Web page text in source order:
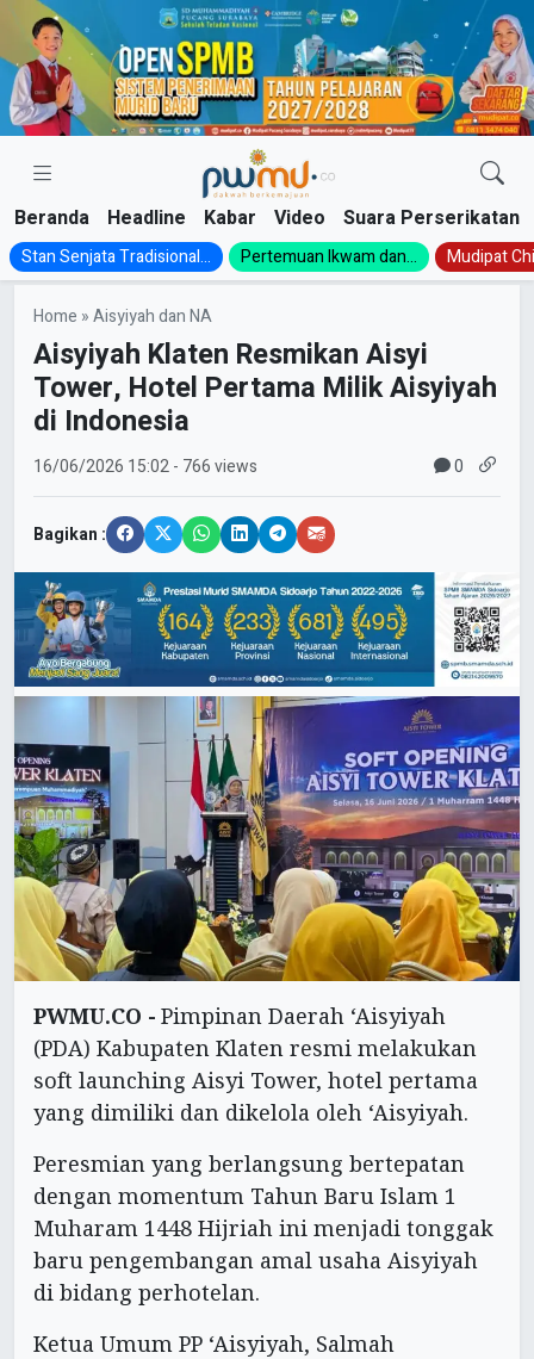
Skip
content
Beranda Headline Kabar Video Suara Perserikatan
Stan Senjata Tradisional... Pertemuan Ikwam dan... Mudipat
Home »Aisyiyah dan NA
Aisyiyah Klaten Resmikan Aisyi
Tower, Hotel Pertama Milik Aisyiyah
di Indonesia
16/06/2026 15:02- 766 views 0
Bagikan :
PWMU.CO - Pimpinan Daerah ‘Aisyiyah
(PDA) Kabupaten Klaten resmi melakukan
soft launching Aisyi Tower, hotel pertama
yang dimiliki dan dikelola oleh ‘Aisyiyah.
Peresmian yang berlangsung bertepatan
dengan momentum Tahun Baru Islam 1
Muharam 1448 Hijriah ini menjadi tonggak
baru pengembangan amal usaha Aisyiyah
di bidang perhotelan.
Ketua Umum PP ‘Aisyiyah, Salmah